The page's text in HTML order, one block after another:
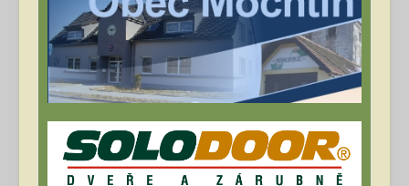
Hráči
Kalendář akcí
Fotogalerie
Ke stažení
Archív článků